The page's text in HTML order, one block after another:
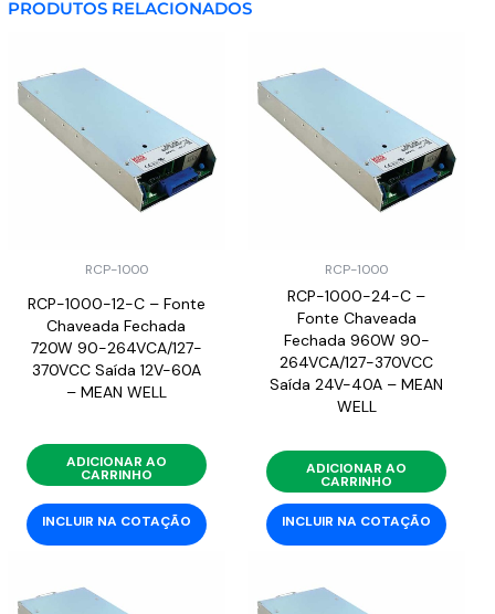
PRODUTOS RELACIONADOS
RCP-1000
RCP-1000-12-C – Fonte
Chaveada Fechada
720W 90-264VCA/127-
370VCC Saída 12V-60A
– MEAN WELL
ADICIONAR AO
CARRINHO
INCLUIR NA COTAÇÃO
RCP-1000
RCP-1000-24-C –
Fonte Chaveada
Fechada 960W 90-
264VCA/127-370VCC
Saída 24V-40A – MEAN
WELL
ADICIONAR AO
CARRINHO
INCLUIR NA COTAÇÃO